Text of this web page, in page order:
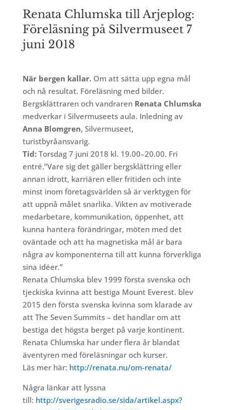
Renata Chlumska till Arjeplog:
Föreläsning på Silvermuseet 7
juni 2018
När bergen kallar. Om att sätta upp egna mål
och nå resultat. Föreläsning med bilder.
Bergsklättraren och vandraren Renata Chlumska
medverkar i Silvermuseets aula. Inledning av
Anna Blomgren, Silvermuseet,
turistbyråansvarig.
Tid:Torsdag 7 juni 2018 kl. 19.00–20.00. Fri
entré.”Vare sig det gäller bergsklättring eller
annan idrott, karriären eller fritiden och inte
minst inom företagsvärlden så är verktygen för
att uppnå målet snarlika. Vikten av motiverade
medarbetare, kommunikation, öppenhet, att
kunna hantera förändringar, möten med det
oväntade och att ha magnetiska mål är bara
några av komponenterna till att kunna förverkliga
sina idéer.”
Renata Chlumska blev 1999 första svenska och
tjeckiska kvinna att bestiga Mount Everest. blev
2015 den första svenska kvinna som klarade av
att The Seven Summits – det handlar om att
bestiga det högsta berget på varje kontinent.
Renata Chlumska har under flera år blandat
äventyren med föreläsningar och kurser.
Läs mer här: http://renata.nu/om-renata/
Några länkar att lyssna
till: http://sverigesradio.se/sida/artikel.aspx?